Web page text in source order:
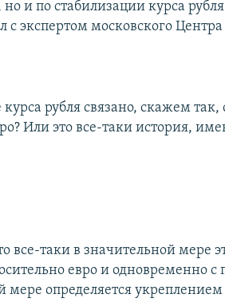
и по стабилизации курса
с экспертом московского
рубля связано, скажем
Или это все-таки история,
все-таки в значительной мере
евро и одновременно с
мере определяется